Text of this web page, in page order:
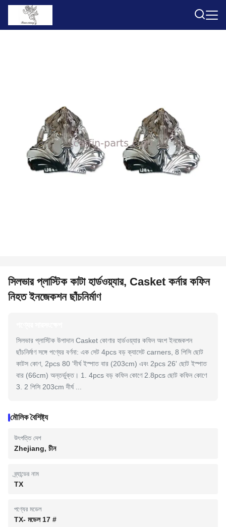
সিলভার প্লাস্টিক কাটা হার্ডওয়্যার, Casket কর্নার কফিন
নিহত ইনজেকশন ছাঁচনির্মাণ
সিলভার প্লাস্টিক উপাদান Casket কোণার হার্ডওয়্যার কফিন অংশ ইনজেকশন
ছাঁচনির্মাণ সঙ্গে পণ্যের বর্ণনা: এক সেট 4pcs বড় ক্যাসেট carners, 8 পিসি ছোট
কাটস কোণ, 2pcs 80 'দীর্ঘ ইস্পাত বার (203cm) এবং 2pcs 26' ছোট ইস্পাত
বার (66cm) অন্তর্ভুক্ত। 1. 4pcs বড় কফিন কোণে 2.8pcs ছোট কফিন কোণে
3. 2 পিসি 203cm দীর্ঘ ...
মৌলিক বৈশিষ্ট্য
উৎপত্তি দেশ
Zhejiang, চীন
ব্র্যান্ডের নাম
TX
পণ্যের মডেল
TX- মডেল 17 #